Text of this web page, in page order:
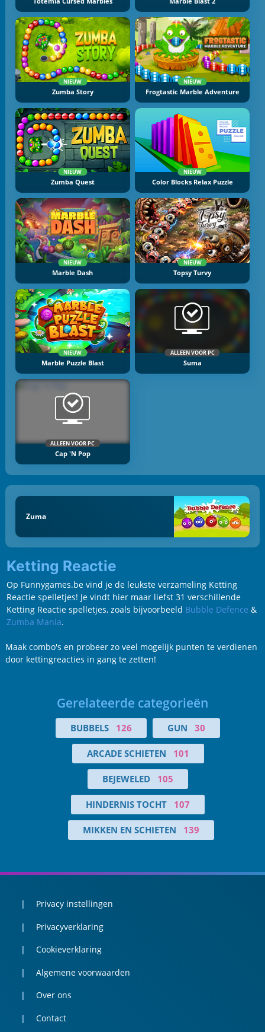
NIEUW
Zumba Story
NIEUW
Frogtastic Marble Adventure
NIEUW
Zumba Quest
NIEUW
Color Blocks Relax Puzzle
NIEUW
Marble Dash
NIEUW
Topsy Turvy
NIEUW
Marble Puzzle Blast
ALLEEN VOOR PC
Suma
ALLEEN VOOR PC
Cap 'n Pop
Zuma
Ketting Reactie
Op Funnygames.be vind je de leukste verzameling Ketting
Reactie spelletjes! Je vindt hier maar liefst 31 verschillende
Ketting Reactie spelletjes, zoals bijvoorbeeld Bubble Defence &
Zumba Mania.
Maak combo's en probeer zo veel mogelijk punten te verdienen
door kettingreacties in gang te zetten!
Gerelateerde categorieën
BUBBELS 126 GUN 30
ARCADE SCHIETEN 101
BEJEWELED 105
HINDERNIS TOCHT 107
MIKKEN EN SCHIETEN 139
Privacy instellingen
Privacyverklaring
Cookieverklaring
Algemene voorwaarden
Over ons
Contact